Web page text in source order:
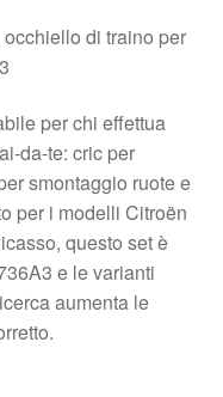
di traino per
per chi effettua
da-te: cric per
smontaggio ruote e
per i modelli Citroën
questo set è
e le varianti
aumenta le